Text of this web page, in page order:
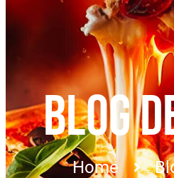
BLOG
Home